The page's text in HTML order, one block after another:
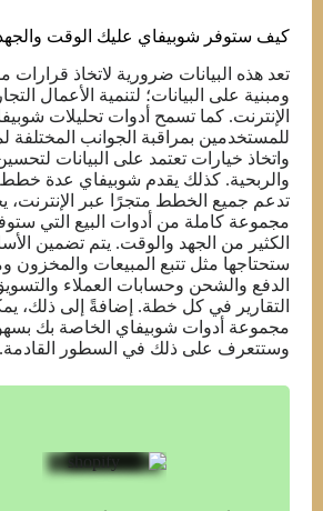
كيف ستوفر شوبيفاي عليك الوقت
تعد هذه البيانات ضرورية لاتخاذ قرارات
ومبنية على البيانات؛ لتنمية الأعمال
الإنترنت. كما تسمح أدوات تحليلات
للمستخدمين بمراقبة الجوانب المختلفة
واتخاذ خيارات تعتمد على البيانات
والربحية. كذلك يقدم شوبيفاي عدة
تدعم جميع الخطط متجرًا عبر الإنترنت،
مجموعة كاملة من أدوات البيع التي
الكثير من الجهد والوقت. يتم تضمين
ستحتاجها مثل تتبع المبيعات والمخزون
الدفع والشحن وحسابات العملاء
التقارير في كل خطة. إضافةً إلى ذلك،
مجموعة أدوات شوبيفاي الخاصة بك
وستتعرف على ذلك في السطور القادمة.